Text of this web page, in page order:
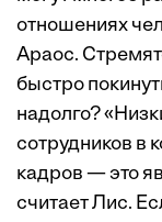
отношениях
Араос.
быстро
надолго?
сотрудников в
кадров — это
считает Лис.